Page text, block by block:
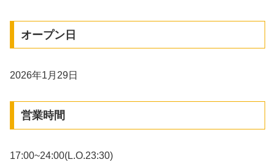
オープン日
2026年1月29日
営業時間
17:00~24:00(L.O.23:30)